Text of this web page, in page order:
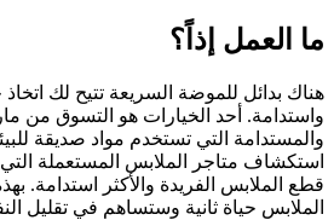
ما العمل إذاً؟
هناك بدائل للموضة السريعة تتيح لك اتخاذ
واستدامة. أحد الخيارات هو التسوق من
والمستدامة التي تستخدم مواد صديقة
استكشاف متاجر الملابس المستعملة
قطع الملابس الفريدة والأكثر استدامة.
الملابس حياة ثانية وستساهم في تقليل